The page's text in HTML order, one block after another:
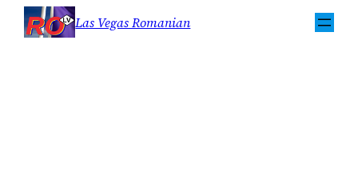
Sari
Las Vegas Romanian